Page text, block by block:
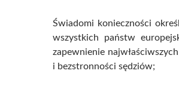
Świadomi konieczności
wszystkich państw
zapewnienie
i bezstronności sędziów;